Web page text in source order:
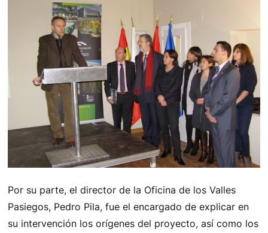
Por su parte, el director de la Oficina de los Valles
Pasiegos, Pedro Pila, fue el encargado de explicar en
su intervención los orígenes del proyecto, así como los